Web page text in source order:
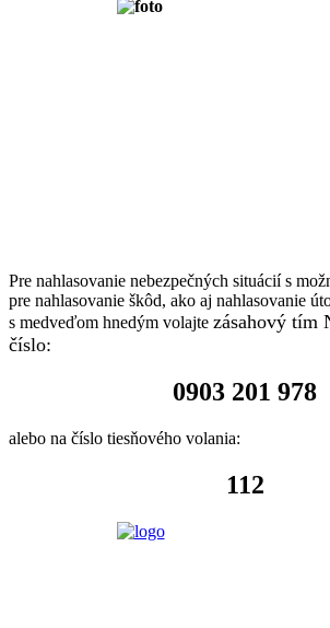
Pre nahlasovanie nebezpečných situácií s
pre nahlasovanie škôd, ako aj nahlasovanie
s medveďom hnedým volajte zásahový tím
číslo:
0903 201 978
alebo na číslo tiesňového volania:
112